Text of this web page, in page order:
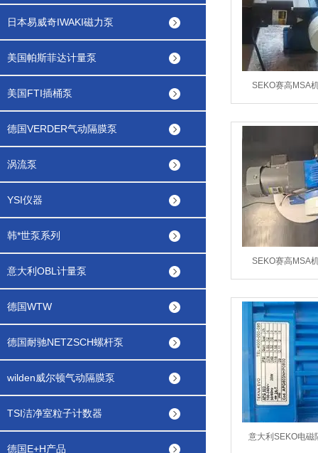
日本易威奇IWAKI磁力泵
美国帕斯菲达计量泵
美国FTI插桶泵
德国VERDER气动隔膜泵
涡流泵
YSI仪器
韩*世泵系列
意大利OBL计量泵
德国WTW
德国耐驰NETZSCH螺杆泵
wilden威尔顿气动隔膜泵
TSI洁净室粒子计数器
德国E+H产品
SEKO赛高MSA
SEKO赛高MSA
意大利SEKO电磁